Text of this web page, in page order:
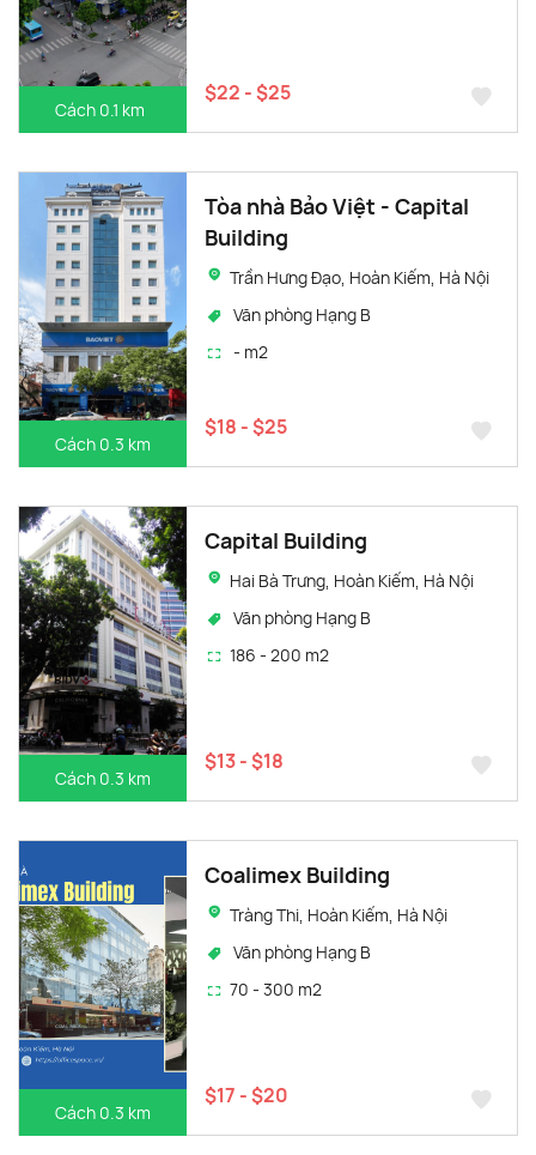
Cách 0.1 km
$22 - $25
Cách 0.3 km
Tòa nhà Bảo Việt - Capital
Building
Trần Hưng Đạo, Hoàn Kiếm, Hà Nội
Văn phòng Hạng B
- m2
$18 - $25
Cách 0.3 km
Capital Building
Hai Bà Trưng, Hoàn Kiếm, Hà Nội
Văn phòng Hạng B
186 - 200 m2
$13 - $18
Cách 0.3 km
Coalimex Building
Tràng Thi, Hoàn Kiếm, Hà Nội
Văn phòng Hạng B
70 - 300 m2
$17 - $20